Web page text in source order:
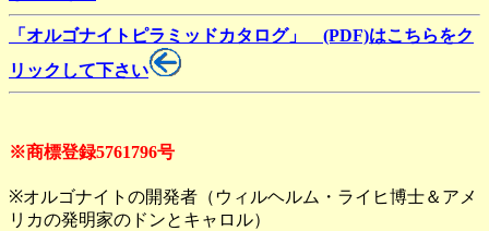
「オルゴナイトピラミッドカタログ」 (PDF)はこちらをク
リックして下さい
※商標登録5761796号
※オルゴナイトの開発者（ウィルヘルム・ライヒ博士＆アメ
リカの発明家のドンとキャロル）